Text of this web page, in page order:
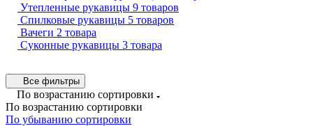
Утепленные рукавицы 9 товаров
Спилковые рукавицы 5 товаров
Вачеги 2 товара
Суконные рукавицы 3 товара
Все фильтры
По возрастанию сортировки
По возрастанию сортировки
По убыванию сортировки